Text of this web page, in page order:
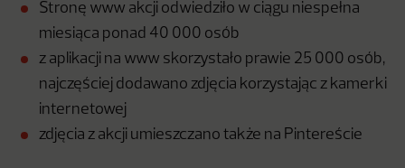
Stronę www akcji odwiedziło w ciągu niespełna
miesiąca ponad 40 000 osób
z aplikacji na www skorzystało prawie 25 000 osób,
najczęściej dodawano zdjęcia korzystając z kamerki
internetowej
zdjęcia z akcji umieszczano także na Pintereście